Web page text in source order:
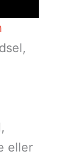
eller